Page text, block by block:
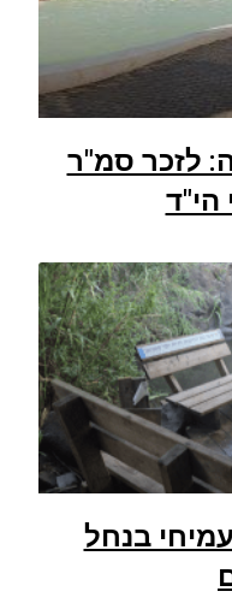
לזכר סמ"ר
הי"ד
עמיחי בנחל